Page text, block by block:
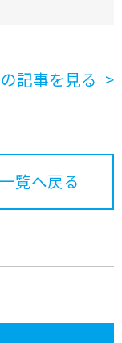
記事を見る
覧へ戻る